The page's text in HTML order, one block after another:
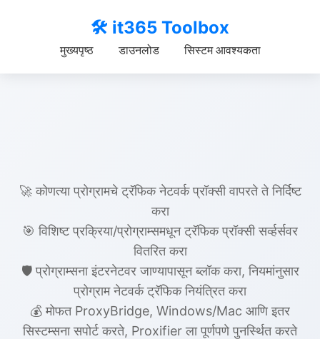
🛠️ it365 Toolbox
मुख्यपृष्ठ डाउनलोड सिस्टम आवश्यकता
🚀 कोणत्या प्रोग्रामचे ट्रॅफिक नेटवर्क प्रॉक्सी वापरते ते निर्दिष्ट
करा
🎯 विशिष्ट प्रक्रिया/प्रोग्राम्समधून ट्रॅफिक प्रॉक्सी सर्व्हर्सवर
वितरित करा
🛡️ प्रोग्राम्सना इंटरनेटवर जाण्यापासून ब्लॉक करा, नियमांनुसार
प्रोग्राम नेटवर्क ट्रॅफिक नियंत्रित करा
💰 मोफत ProxyBridge, Windows/Mac आणि इतर
सिस्टम्सना सपोर्ट करते, Proxifier ला पूर्णपणे पुनर्स्थित करते